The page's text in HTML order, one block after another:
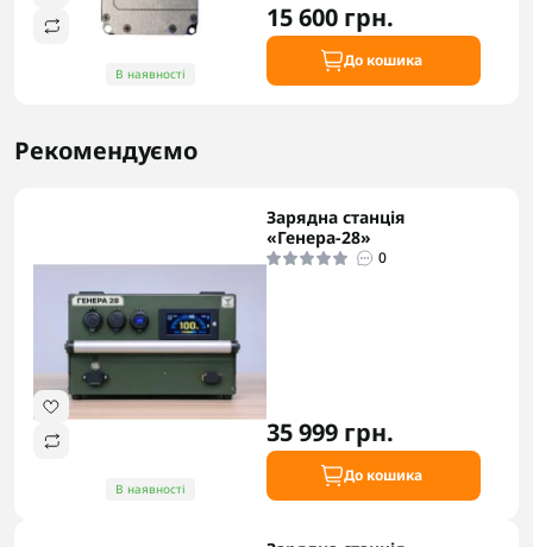
В наявності
15 600 грн.
До кошика
Рекомендуємо
В наявності
Зарядна станція
«Генера-28»
0
35 999 грн.
До кошика